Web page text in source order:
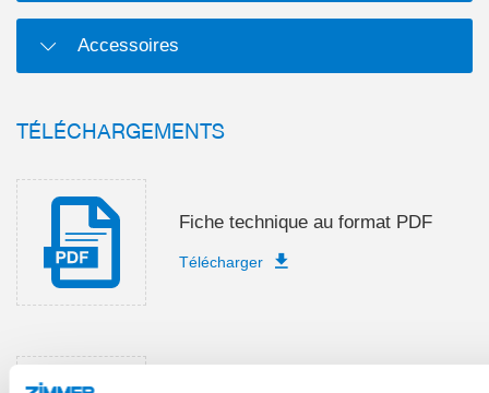
Accessoires
TÉLÉCHARGEMENTS
Fiche technique au format PDF
Télécharger